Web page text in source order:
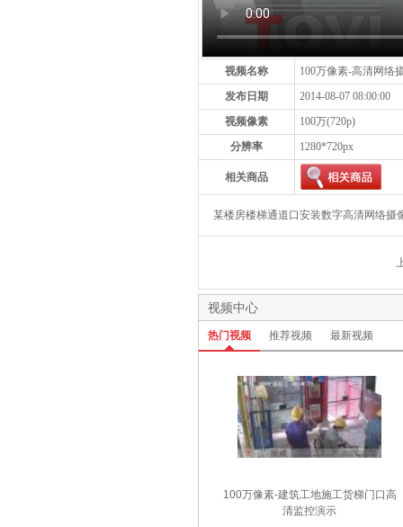
视频名称
100万像素-高清网络
发布日期
2014-08-07 08:00:00
视频像素
100万(720p)
分辨率
1280*720px
相关商品
某楼房楼梯通道口安装数字高清网络摄
视频中心
热门视频 推荐视频 最新视频
100万像素-建筑工地施工货梯门口高
清监控演示